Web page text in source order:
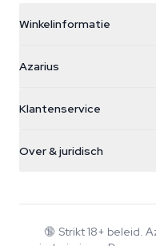
Winkelinformatie
Galvaniweg 11
Nederland
+31(0)204897914
Azarius
Smokeshop
Klantenservice
Retourbeleid
Veelgestelde vragen
Over & juridisch
Wiki
🔞 Strikt 18+ beleid.